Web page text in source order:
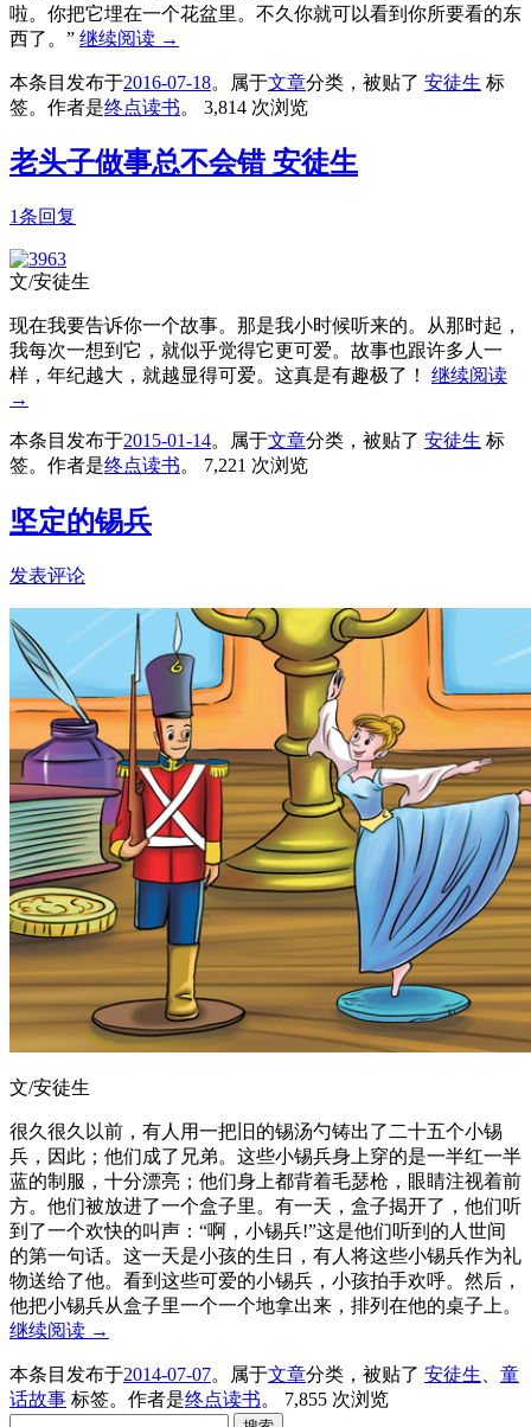
啦。你把它埋在一个花盆里。不久你就可以看到你所要看的东
西了。” 继续阅读 →
本条目发布于2016-07-18。属于文章分类，被贴了 安徒生 标
签。 作者是终点读书。 3,814 次浏览
老头子做事总不会错 安徒生
1条回复
文/安徒生
现在我要告诉你一个故事。那是我小时候听来的。从那时起，
我每次一想到它，就似乎觉得它更可爱。故事也跟许多人一
样，年纪越大，就越显得可爱。这真是有趣极了！ 继续阅读
→
本条目发布于2015-01-14。属于文章分类，被贴了 安徒生 标
签。 作者是终点读书。 7,221 次浏览
坚定的锡兵
发表评论
文/安徒生
很久很久以前，有人用一把旧的锡汤勺铸出了二十五个小锡
兵，因此；他们成了兄弟。这些小锡兵身上穿的是一半红一半
蓝的制服，十分漂亮；他们身上都背着毛瑟枪，眼睛注视着前
方。他们被放进了一个盒子里。有一天，盒子揭开了，他们听
到了一个欢快的叫声：“啊，小锡兵!”这是他们听到的人世间
的第一句话。这一天是小孩的生日，有人将这些小锡兵作为礼
物送给了他。看到这些可爱的小锡兵，小孩拍手欢呼。然后，
他把小锡兵从盒子里一个一个地拿出来，排列在他的桌子上。
继续阅读 →
本条目发布于2014-07-07。属于文章分类，被贴了 安徒生
童
话故事 标签。 作者是终点读书。
7,855 次浏览